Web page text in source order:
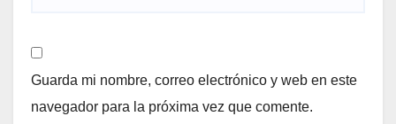
Guarda mi nombre, correo electrónico y web en este
navegador para la próxima vez que comente.